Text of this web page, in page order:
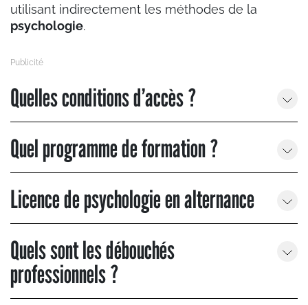
utilisant indirectement les méthodes de la
psychologie.
Quelles conditions d’accès ?
Quel programme de formation ?
Licence de psychologie en alternance
Quels sont les débouchés
professionnels ?